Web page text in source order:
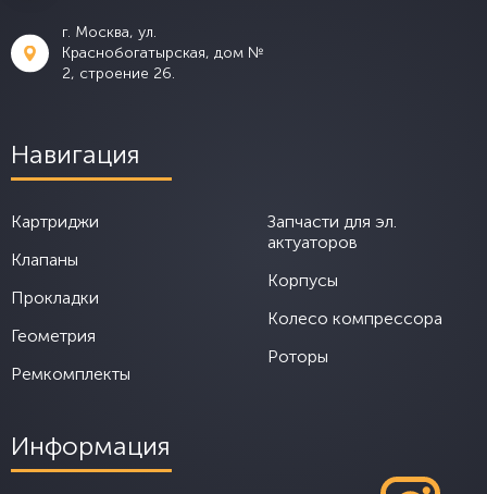
г. Москва, ул.
Краснобогатырская, дом №
2, строение 26.
Навигация
Картриджи
Клапаны
Прокладки
Геометрия
Ремкомплекты
Запчасти для эл.
актуаторов
Корпусы
Колесо компрессора
Роторы
Информация